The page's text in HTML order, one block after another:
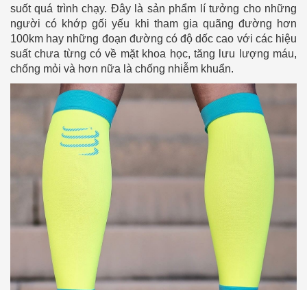
suốt quá trình chạy. Đây là sản phẩm lí tưởng cho những
người có khớp gối yếu khi tham gia quãng đường hơn
100km hay những đoạn đường có độ dốc cao với các hiệu
suất chưa từng có về mặt khoa học, tăng lưu lượng máu,
chống mỏi và hơn nữa là chống nhiễm khuẩn.